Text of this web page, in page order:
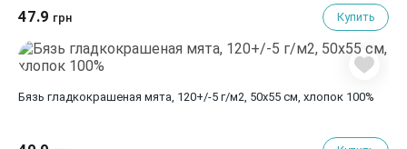
47.9 грн Купить
Бязь гладкокрашеная мята, 120+/-5 г/м2, 50х55 см, хлопок 100%